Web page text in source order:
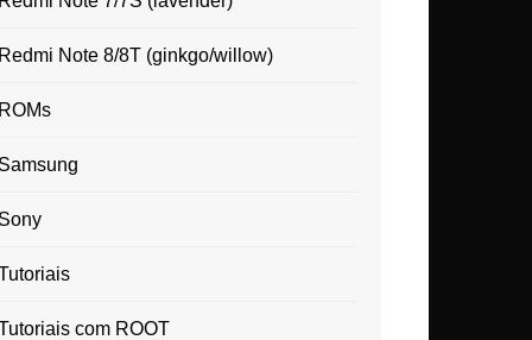
Note 8/8T (ginkgo/willow)
com ROOT